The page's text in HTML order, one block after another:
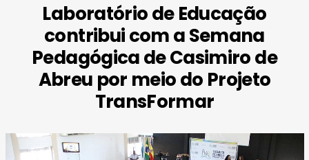
Laboratório de Educação
contribui com a Semana
Pedagógica de Casimiro de
Abreu por meio do Projeto
TransFormar